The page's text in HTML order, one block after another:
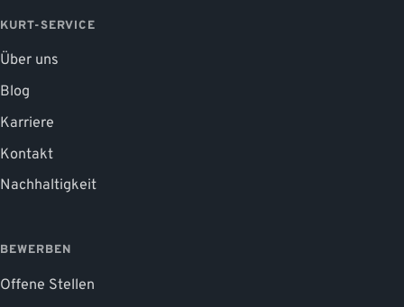
KURT-SERVICE
Über uns
Blog
Karriere
Kontakt
Nachhaltigkeit
BEWERBEN
Offene Stellen